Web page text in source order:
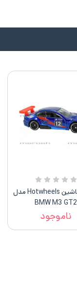
ماکت ماشین Hotwheels مدل
BMW M3 GT2
ناموجود